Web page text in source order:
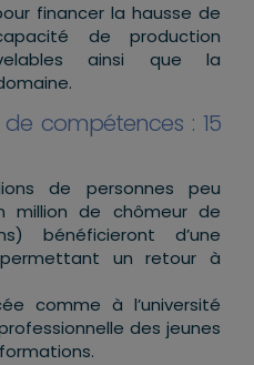
financer la hausse de
de production
ainsi que la
compétences : 15
de personnes peu
million de chômeur de
bénéficieront d’une
un retour à
comme à l’université
des jeunes